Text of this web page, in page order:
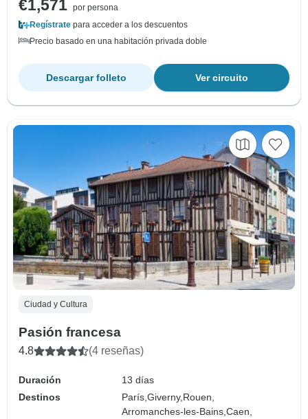
€1,571 por persona
Regístrate para acceder a los descuentos
Precio basado en una habitación privada doble
Ver circuito
Descargar folleto
Ciudad y Cultura
Pasión francesa
4.8 (4 reseñas)
Duración
13 días
Destinos
París,Giverny, Rouen,
Arromanches-les-Bains,Caen,